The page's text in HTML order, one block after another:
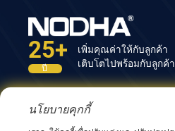
25+
ปี
เพิ่มคุณค่าให้กับลูกค้า
เติบโตไปพร้อมกับลูกค้า
ติดต่อเรา
นโยบายคุกกี้